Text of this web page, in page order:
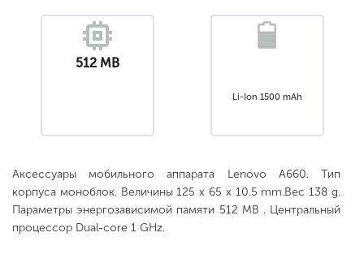
512 MB
Li-Ion 1500 mAh
Аксессуары мобильного аппарата Lenovo A660. Тип
корпуса моноблок. Величины 125 x 65 x 10.5 mm.Вес 138 g.
Параметры энергозависимой памяти 512 MB . Центральный
процессор Dual-core 1 GHz.